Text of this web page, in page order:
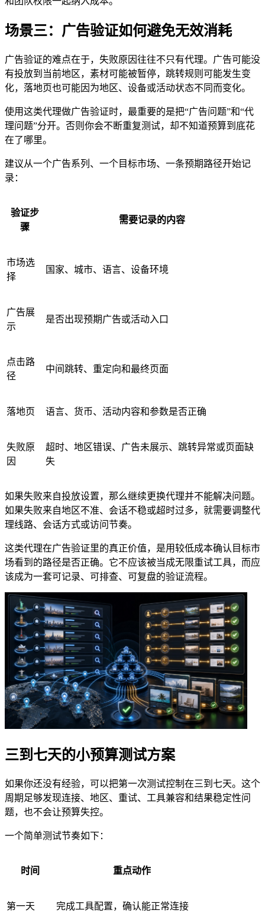
场景三：广告验证如何避免无效消耗
广告验证的难点在于，失败原因往往不只有代理。广告可能没
有投放到当前地区，素材可能被暂停，跳转规则可能发生变
化，落地页也可能因为地区、设备或活动状态不同而变化。
使用这类代理做广告验证时，最重要的是把“广告问题”和“代
理问题”分开。否则你会不断重复测试，却不知道预算到底花
在了哪里。
建议从一个广告系列、一个目标市场、一条预期路径开始记
录：
验证步
骤
需要记录的内容
市场选
择
国家、城市、语言、设备环境
广告展
示
是否出现预期广告或活动入口
点击路
径
中间跳转、重定向和最终页面
落地页 语言、货币、活动内容和参数是否正确
失败原
因
超时、地区错误、广告未展示、跳转异常或页面缺
失
如果失败来自投放设置，那么继续更换代理并不能解决问题。
如果失败来自地区不准、会话不稳或超时过多，就需要调整代
理线路、会话方式或访问节奏。
这类代理在广告验证里的真正价值，是用较低成本确认目标市
场看到的路径是否正确。它不应该被当成无限重试工具，而应
该成为一套可记录、可排查、可复盘的验证流程。
三到七天的小预算测试方案
如果你还没有经验，可以把第一次测试控制在三到七天。这个
周期足够发现连接、地区、重试、工具兼容和结果稳定性问
题，也不会让预算失控。
一个简单测试节奏如下：
时间 重点动作
第一天 完成工具配置，确认能正常连接